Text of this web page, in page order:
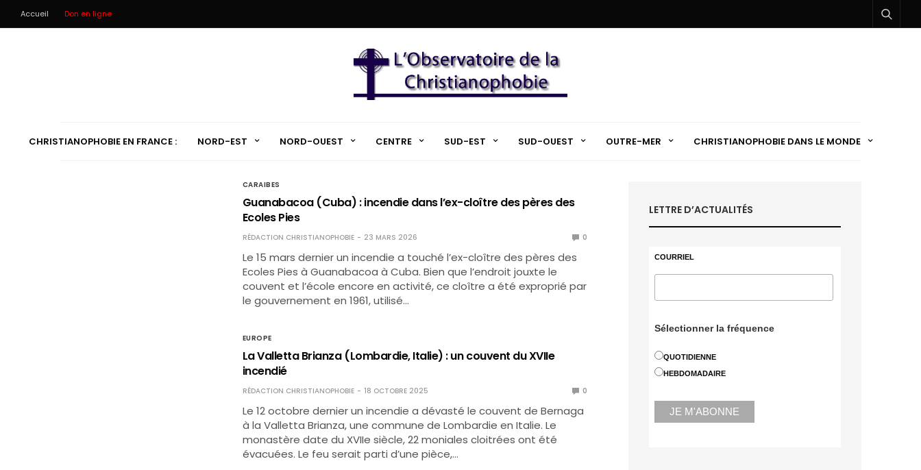
Accueil Don en ligne
CHRISTIANOPHOBIE EN FRANCE : NORD-EST NORD-OUEST CENTRE SUD-EST SUD-OUEST OUTRE-MER CHRISTIANOPHOBIE DANS LE MONDE
CARAIBES
Guanabacoa (Cuba) : incendie dans l’ex-cloître des pères des
Ecoles Pies
RÉDACTION CHRISTIANOPHOBIE 23 MARS 2026 0
Le 15 mars dernier un incendie a touché l’ex-cloître des pères des
Ecoles Pies à Guanabacoa à Cuba. Bien que l’endroit jouxte le
couvent et l’école encore en activité, ce cloître a été exproprié par
le gouvernement en 1961, utilisé…
EUROPE
La Valletta Brianza (Lombardie, Italie) : un couvent du XVIIe
incendié
RÉDACTION CHRISTIANOPHOBIE 18 OCTOBRE 2025 0
Le 12 octobre dernier un incendie a dévasté le couvent de Bernaga
à la Valletta Brianza, une commune de Lombardie en Italie. Le
monastère date du XVIIe siècle, 22 moniales cloitrées ont été
évacuées. Le feu serait parti d’une pièce,…
LETTRE D’ACTUALITÉS
COURRIEL
Sélectionner la fréquence
QUOTIDIENNE
HEBDOMADAIRE